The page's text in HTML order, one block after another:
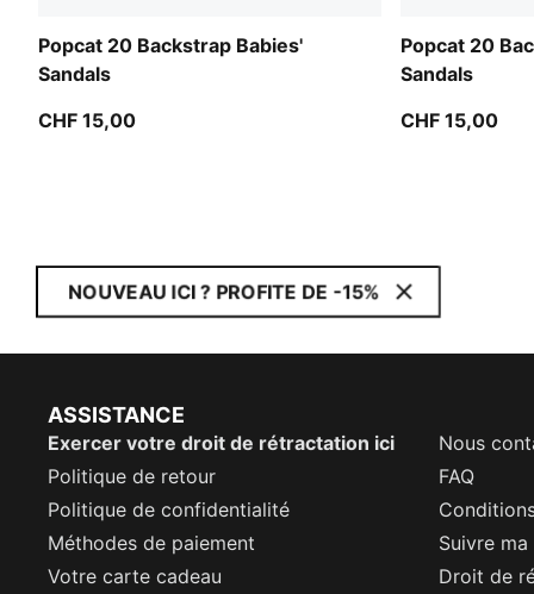
Popcat 20 Backstrap Babies'
Sandals
CHF 15,00
Popcat 20
Sandals
CHF 15,00
NOUVEAU ICI ? PROFITE DE -15%
ASSISTANCE
Exercer votre droit de rétractation ici
Nous
Politique de retour
FAQ
Politique de confidentialité
Méthodes de paiement
Suivre
Votre carte cadeau
Droit de